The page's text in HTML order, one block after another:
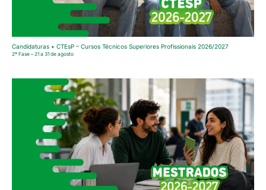
Candidaturas • CTEsP – Cursos Técnicos Superiores Profissionais 2026/2027
2ª Fase – 21 a 31 de agosto